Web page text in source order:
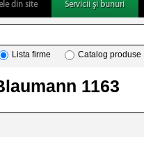
Lista firme Catalog produse
1163